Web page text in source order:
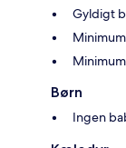
Gyldigt
Børn
Ingen